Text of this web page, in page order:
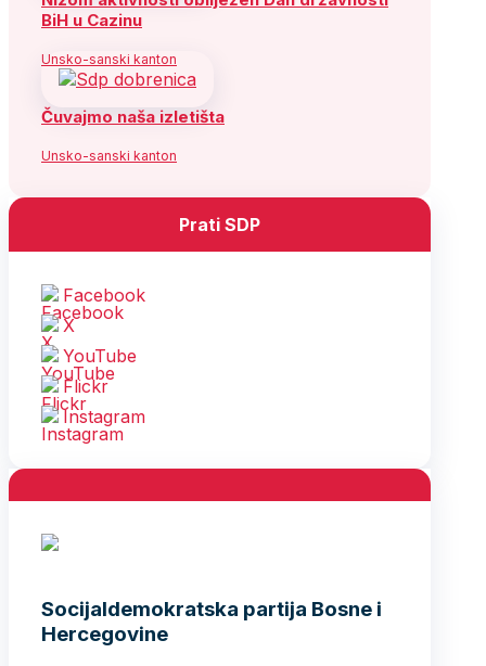
BiH u Cazinu
Unsko-sanski kanton
Čuvajmo naša izletišta
Unsko-sanski kanton
Prati SDP
Facebook
X
YouTube
Flickr
Instagram
Socijaldemokratska partija Bosne i
Hercegovine